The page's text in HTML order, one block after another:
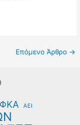
Επόμενο Άρθρο →
ΑΕΙ